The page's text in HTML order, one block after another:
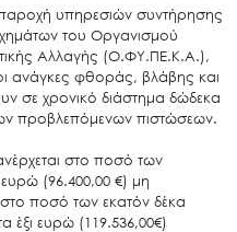
παροχή υπηρεσιών συντήρησης
του Οργανισμού
Αλλαγής (Ο.ΦΥ.ΠΕ.Κ.Α.),
ανάγκες φθοράς, βλάβης και
σε χρονικό διάστημα δώδεκα
προβλεπόμενων πιστώσεων.
στο ποσό των
ευρώ (96.400,00 €) μη
ποσό των εκατόν δέκα
έξι ευρώ (119.536,00€)